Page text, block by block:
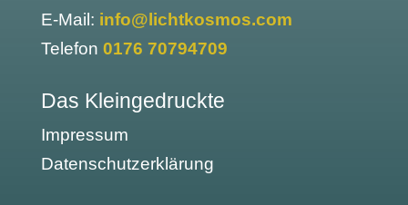
E-Mail: info@lichtkosmos.com
Telefon 0176 70794709
Das Kleingedruckte
Impressum
Datenschutzerklärung